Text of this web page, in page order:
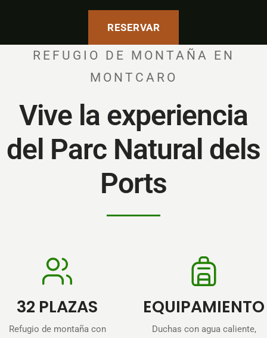
RESERVAR
REFUGIO DE MONTAÑA EN
MONTCARO
Vive la experiencia
del Parc Natural dels
Ports
32 PLAZAS
Refugio de montaña con
EQUIPAMIENTO
Duchas con agua caliente,